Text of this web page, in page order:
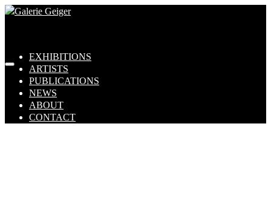
EXHIBITIONS
ARTISTS
PUBLICATIONS
NEWS
ABOUT
CONTACT